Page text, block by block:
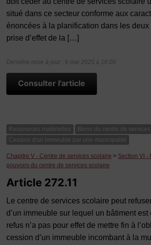
situé dans ce secteur conforme aux
énoncées à la planification dans les
prise d’effet de la […]
Dernière mise à jour : 9 mai 2025 à 16:00
Consulter l'article
Ressources matérielles
Biens du centre de
Cession d'un immeuble par une municipalité
Chapitre V - Centre de services scolaire > Section VI -
pouvoirs du centre de services scolaire
Article 272.11
Le centre de services scolaire peut
d’un immeuble sur lequel un bâtiment est
refus n’a pas pour effet de mettre fin à
cession d’un immeuble incombant à la